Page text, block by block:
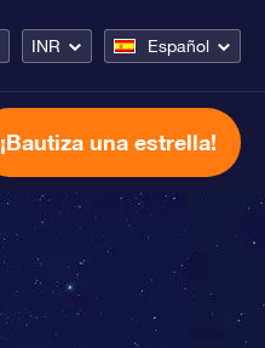
INR Español
¡Bautiza una estrella!